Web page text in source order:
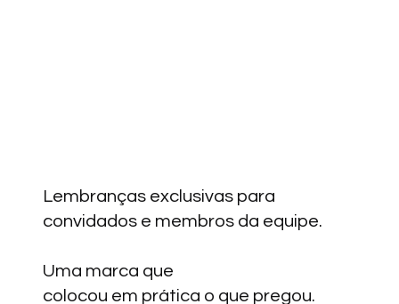
Lembranças exclusivas para
convidados e membros da equipe.
Uma marca que
colocou em prática o que pregou.